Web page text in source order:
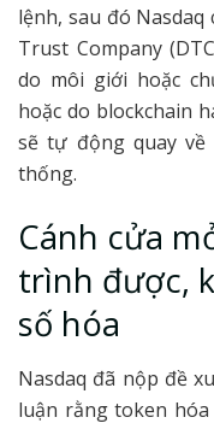
lệnh, sau đó
Trust Company
do môi giới hoặc
hoặc do blockchain
sẽ tự động quay
thống.
Cánh cửa
trình được,
số hóa
Nasdaq đã nộp đề
luận rằng token